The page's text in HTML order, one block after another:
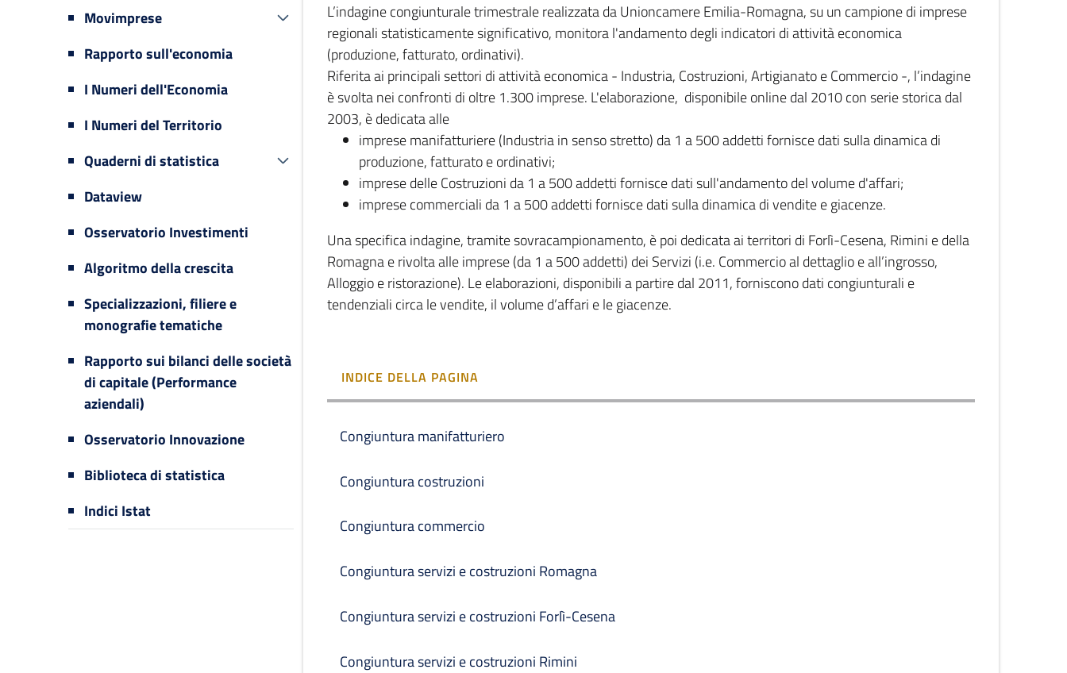
Movimprese
Rapporto sull'economia
I Numeri dell'Economia
I Numeri del Territorio
Quaderni di statistica
Dataview
Osservatorio Investimenti
Algoritmo della crescita
Specializzazioni, filiere e
monografie tematiche
Rapporto sui bilanci delle società
di capitale (Performance
aziendali)
Osservatorio Innovazione
Biblioteca di statistica
Indici Istat
L’indagine congiunturale trimestrale realizzata da Unioncamere Emilia-Romagna, su un campione di imprese
regionali statisticamente significativo, monitora l'andamento degli indicatori di attività economica
(produzione, fatturato, ordinativi).
Riferita ai principali settori di attività economica - Industria, Costruzioni, Artigianato e Commercio -, l’indagine
è svolta nei confronti di oltre 1.300 imprese. L'elaborazione, disponibile online dal 2010 con serie storica dal
2003, è dedicata alle
imprese manifatturiere (Industria in senso stretto) da 1 a 500 addetti fornisce dati sulla dinamica di
produzione, fatturato e ordinativi;
imprese delle Costruzioni da 1 a 500 addetti fornisce dati sull'andamento del volume d'affari;
imprese commerciali da 1 a 500 addetti fornisce dati sulla dinamica di vendite e giacenze.
Una specifica indagine, tramite sovracampionamento, è poi dedicata ai territori di Forlì-Cesena, Rimini e della
Romagna e rivolta alle imprese (da 1 a 500 addetti) dei Servizi (i.e. Commercio al dettaglio e all’ingrosso,
Alloggio e ristorazione). Le elaborazioni, disponibili a partire dal 2011, forniscono dati congiunturali e
tendenziali circa le vendite, il volume d’affari e le giacenze.
INDICE DELLA PAGINA
Congiuntura manifatturiero
Congiuntura costruzioni
Congiuntura commercio
Congiuntura servizi e costruzioni Romagna
Congiuntura servizi e costruzioni Forlì-Cesena
Congiuntura servizi e costruzioni Rimini